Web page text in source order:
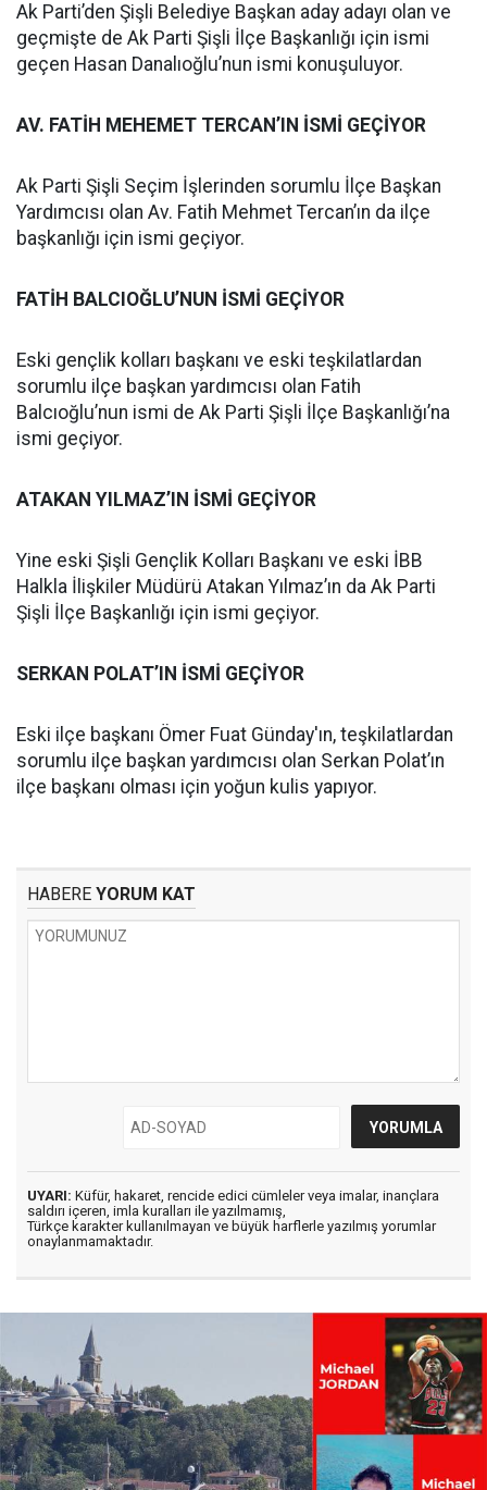
Ak Parti’den Şişli Belediye Başkan aday adayı olan ve
geçmişte de Ak Parti Şişli İlçe Başkanlığı için ismi
geçen Hasan Danalıoğlu’nun ismi konuşuluyor.
AV. FATİH MEHEMET TERCAN’IN İSMİ GEÇİYOR
Ak Parti Şişli Seçim İşlerinden sorumlu İlçe Başkan
Yardımcısı olan Av. Fatih Mehmet Tercan’ın da ilçe
başkanlığı için ismi geçiyor.
FATİH BALCIOĞLU’NUN İSMİ GEÇİYOR
Eski gençlik kolları başkanı ve eski teşkilatlardan
sorumlu ilçe başkan yardımcısı olan Fatih
Balcıoğlu’nun ismi de Ak Parti Şişli İlçe Başkanlığı’na
ismi geçiyor.
ATAKAN YILMAZ’IN İSMİ GEÇİYOR
Yine eski Şişli Gençlik Kolları Başkanı ve eski İBB
Halkla İlişkiler Müdürü Atakan Yılmaz’ın da Ak Parti
Şişli İlçe Başkanlığı için ismi geçiyor.
SERKAN POLAT’IN İSMİ GEÇİYOR
Eski ilçe başkanı Ömer Fuat Günday'ın, teşkilatlardan
sorumlu ilçe başkan yardımcısı olan Serkan Polat’ın
ilçe başkanı olması için yoğun kulis yapıyor.
HABERE YORUM KAT
UYARI: Küfür, hakaret, rencide edici cümleler veya imalar, inançlara
saldırı içeren, imla kuralları ile yazılmamış,
Türkçe karakter kullanılmayan ve büyük harflerle yazılmış yorumlar
onaylanmamaktadır.